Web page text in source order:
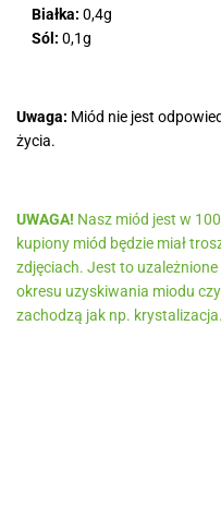
Białka: 0,4g
Sól: 0,1g
Uwaga: Miód nie jest
życia.
UWAGA! Nasz miód jest w
kupiony miód będzie miał
zdjęciach. Jest to
okresu uzyskiwania miodu
zachodzą jak np. krystalizacja.